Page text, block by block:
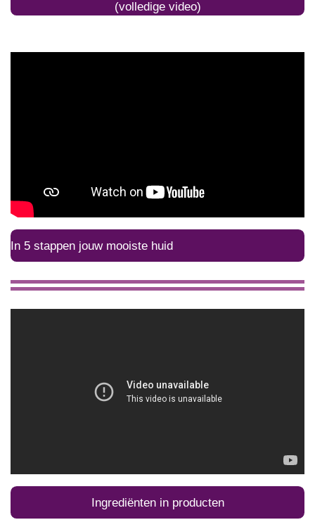
(volledige video)
In 5 stappen jouw mooiste huid
Ingrediënten in producten